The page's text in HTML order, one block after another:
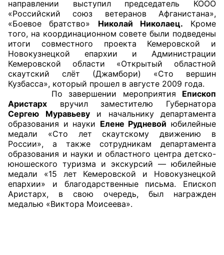
Документы ОП КО
Регламент ОП КО
Кодекс этики ОП КО
Положения
Соглашения
Рекомендации
Порядок работы ЦОН
Аппарат ОП КО
УСТАВ ГКУ “АППАРАТ ОП КО”
направлении выступил председатель КООО
«Российский союз ветеранов Афганистана»,
«Боевое братство» Николай Николаец. Кроме
того, на координационном совете были подведены
итоги совместного проекта Кемеровской и
Новокузнецкой епархии и Администрации
Кемеровской области «Открытый областной
скаутский слёт (Джамбори) «Сто вершин
Кузбасса», который прошел в августе 2009 года.
По завершении мероприятия Епископ
Аристарх вручил заместителю Губернатора
Сергею Муравьевуи начальнику департамента
образования и науки Елене Рудневой юбилейные
медали «Сто лет скаутскому движению в
России», а также сотрудникам департамента
образования и науки и областного центра детско-
юношеского туризма и экскурсий — юбилейные
медали «15 лет Кемеровской и Новокузнецкой
епархии» и благодарственные письма. Епископ
Аристарх, в свою очередь, был награжден
медалью «Виктора Моисеева».